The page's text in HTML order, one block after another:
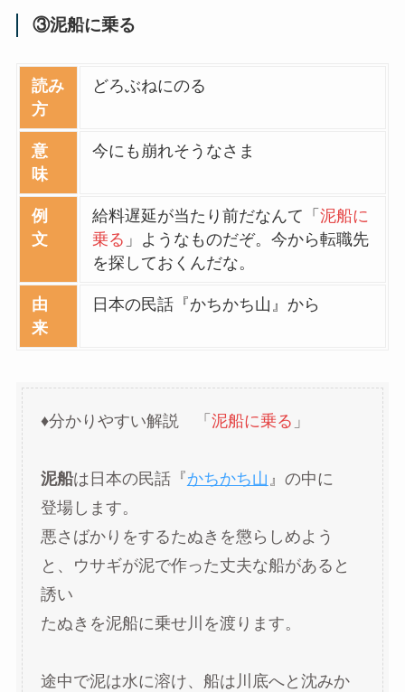
③泥船に乗る
読み
方
どろぶねにのる
意
味
今にも崩れそうなさま
例
文
給料遅延が当たり前だなんて「泥船に
乗る 」ようなものだぞ。今から転職先
を探しておくんだな。
由
来
日本の民話『かちかち山』から
♦分かりやすい解説 「 泥船に乗る 」
泥船は日本の民話『かちかち山 』の中に
登場します。
悪さばかりをするたぬきを懲らしめよう
と、ウサギが泥で作った丈夫な船があると
誘い
たぬきを泥船に乗せ川を渡ります。
途中で泥は水に溶け、船は川底へと沈みか